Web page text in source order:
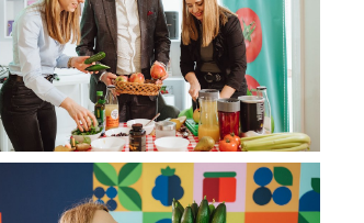
350 KB
CORE TEAM Konferencja luty 2025